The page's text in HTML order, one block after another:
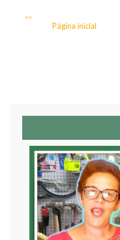
<<
Página inicial